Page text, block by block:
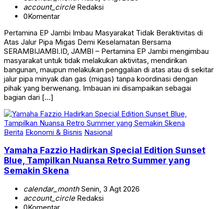
account_circleRedaksi
0Komentar
Pertamina EP Jambi Imbau Masyarakat Tidak Beraktivitas di
Atas Jalur Pipa Migas Demi Keselamatan Bersama
SERAMBIJAMBI.ID, JAMBI – Pertamina EP Jambi mengimbau
masyarakat untuk tidak melakukan aktivitas, mendirikan
bangunan, maupun melakukan penggalian di atas atau di sekitar
jalur pipa minyak dan gas (migas) tanpa koordinasi dengan
pihak yang berwenang. Imbauan ini disampaikan sebagai
bagian dari […]
Berita Ekonomi & Bisnis Nasional
Yamaha Fazzio Hadirkan Special Edition Sunset
Blue, Tampilkan Nuansa Retro Summer yang
Semakin Skena
calendar_monthSenin, 3 Agt 2026
account_circleRedaksi